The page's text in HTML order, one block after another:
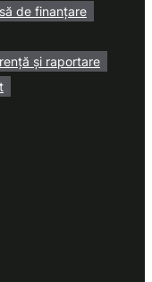
de finanțare
și raportare